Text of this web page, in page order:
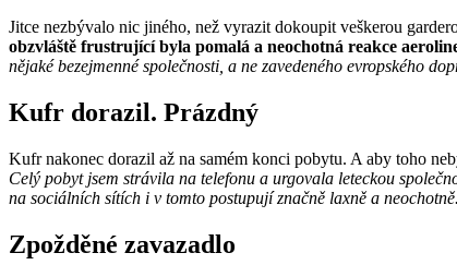
Jitce nezbývalo nic jiného, než vyrazit dokoupit veškerou
obzvláště frustrující byla pomalá a neochotná reakce
nějaké bezejmenné společnosti, a ne zavedeného evropského
Kufr dorazil. Prázdný
Kufr nakonec dorazil až na samém konci pobytu. A aby toho
Celý pobyt jsem strávila na telefonu a urgovala leteckou
na sociálních sítích i v tomto postupují značně laxně a
Zpožděné zavazadlo